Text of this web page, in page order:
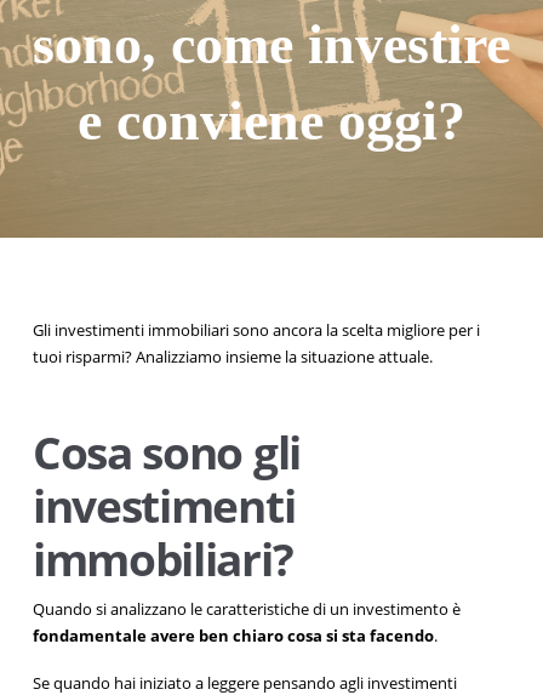
sono, come investire
e conviene oggi?
Gli investimenti immobiliari sono ancora la scelta migliore per i
tuoi risparmi? Analizziamo insieme la situazione attuale.
Cosa sono gli
investimenti
immobiliari?
Quando si analizzano le caratteristiche di un investimento è
fondamentale avere ben chiaro cosa si sta facendo.
Se quando hai iniziato a leggere pensando agli investimenti